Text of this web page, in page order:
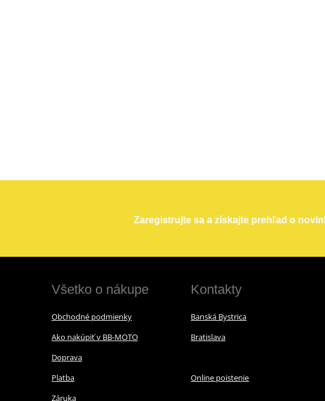
Zaregistrujte sa a získajte prehľad o
Všetko o nákupe
Obchodné podmienky
Ako nakúpiť v BB-MOTO
Doprava
Platba
Záruka
Kontakty
Banská Bystrica
Bratislava
Online poistenie